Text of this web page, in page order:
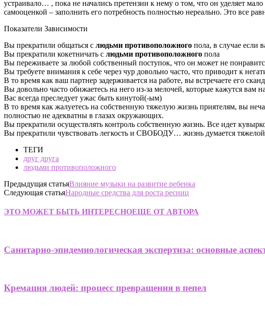
устраивало… , пока не начались претензии к нему о том, что он уделяет
самооценкой – заполнить его потребность полностью нереально. Это все
Показатели Зависимости
Вы прекратили общаться с людьми противоположного пола, в случае если
Вы прекратили кокетничать с людьми противоположного пола
Вы переживаете за любой собственный поступок, что он может не
Вы требуете внимания к себе через чур довольно часто, что приводит к
В то время как ваш партнер задерживается на работе, вы встречаете его
Вы довольно часто обижаетесь на него из-за мелочей, которые кажутся вам
Вас всегда преследует ужас быть кинутой(-ым)
В то время как жалуетесь на собственную тяжелую жизнь приятелям, вы
полностью не адекватны в глазах окружающих.
Вы прекратили осуществлять контроль собственную жизнь. Все идет
Вы прекратили чувствовать легкость и СВОБОДУ… жизнь думается
ТЕГИ
друг друга
людьми противоположного
Предыдущая статьяВлияние музыки на развитие ребенка
Следующая статьяНародные средства для роста ресниц
ЭТО МОЖЕТ БЫТЬ ИНТЕРЕСНОЕЩЕ ОТ АВТОРА
Санитарно-эпидемиологическая экспертиза: основные
Кремация людей: процесс превращения в пепел